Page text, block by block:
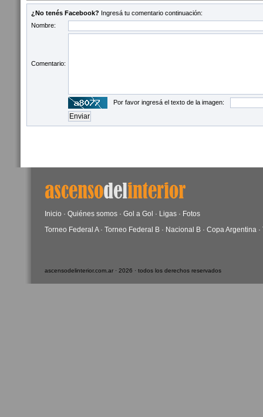
¿No tenés Facebook? Ingresá tu comentario continuación:
Nombre:
Comentario:
Por favor ingresá el texto de la imagen:
Inicio · Quiénes somos · Gol a Gol · Ligas · Fotos
Torneo Federal A· Torneo Federal B · Nacional B · Copa Argentina ·
ascensodelinterior.com.ar · 2026 · todos los derechos reservados